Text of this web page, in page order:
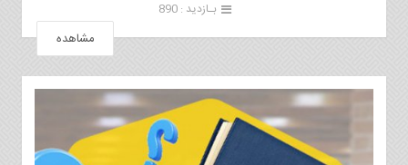
بـازدید : 890
مشاهده